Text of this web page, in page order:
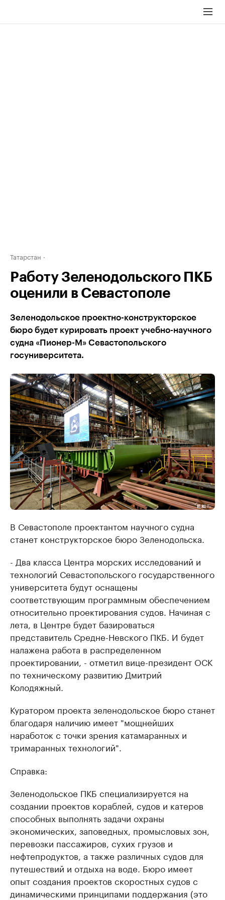
Татарстан
Работу Зеленодольского ПКБ
оценили в Севастополе
Зеленодольское проектно-конструкторское
бюро будет курировать проект учебно-научного
судна «Пионер-М» Севастопольского
госуниверситета.
В Севастополе проектантом научного судна
станет конструкторское бюро Зеленодольска.
- Два класса Центра морских исследований и
технологий Севастопольского государственного
университета будут оснащены
соответствующим программным обеспечением
относительно проектирования судов. Начиная с
лета, в Центре будет базироваться
представитель Средне-Невского ПКБ. И будет
налажена работа в распределенном
проектировании, - отметил вице-президент ОСК
по техническому развитию Дмитрий
Колодяжный.
Куратором проекта зеленодольское бюро станет
благодаря наличию имеет "мощнейших
наработок с точки зрения катамаранных и
тримаранных технологий".
Справка:
Зеленодольское ПКБ специализируется на
создании проектов кораблей, судов и катеров
способных выполнять задачи охраны
экономических, заповедных, промысловых зон,
перевозки пассажиров, сухих грузов и
нефтепродуктов, а также различных судов для
путешествий и отдыха на воде. Бюро имеет
опыт создания проектов скоростных судов с
динамическими принципами поддержания (это